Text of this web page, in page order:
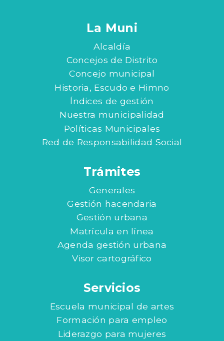
La Muni
Alcaldía
Concejos de Distrito
Concejo municipal
Historia, Escudo e Himno
Índices de gestión
Nuestra municipalidad
Políticas Municipales
Red de Responsabilidad Social
Trámites
Generales
Gestión hacendaria
Gestión urbana
Matrícula en línea
Agenda gestión urbana
Visor cartográfico
Servicios
Escuela municipal de artes
Formación para empleo
Liderazgo para mujeres